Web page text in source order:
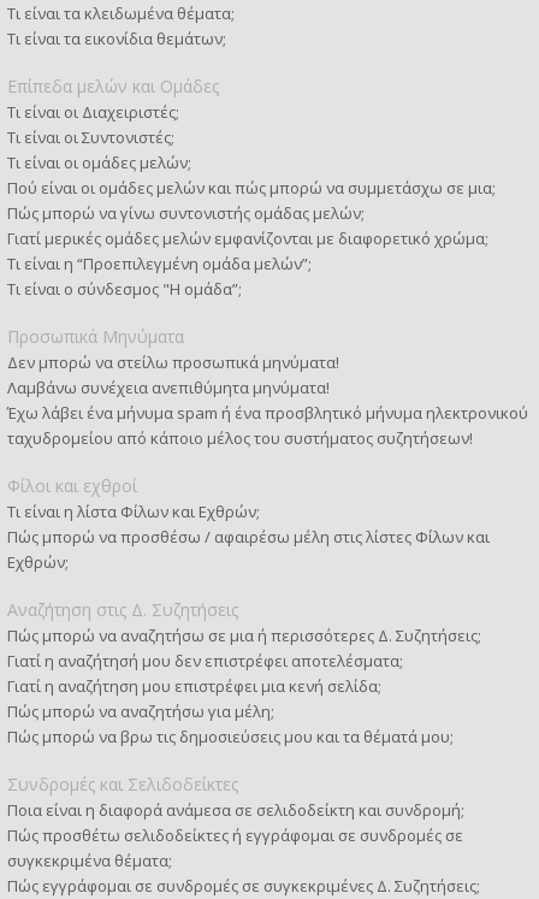
Τι είναι τα κλειδωμένα θέματα;
Τι είναι τα εικονίδια θεμάτων;
Επίπεδα μελών και Ομάδες
Τι είναι οι Διαχειριστές;
Τι είναι οι Συντονιστές;
Τι είναι οι ομάδες μελών;
Πού είναι οι ομάδες μελών και πώς μπορώ να συμμετάσχω σε μια;
Πώς μπορώ να γίνω συντονιστής ομάδας μελών;
Γιατί μερικές ομάδες μελών εμφανίζονται με διαφορετικό χρώμα;
Τι είναι η “Προεπιλεγμένη ομάδα μελών”;
Τι είναι ο σύνδεσμος "Η ομάδα”;
Προσωπικά Μηνύματα
Δεν μπορώ να στείλω προσωπικά μηνύματα!
Λαμβάνω συνέχεια ανεπιθύμητα μηνύματα!
Έχω λάβει ένα μήνυμα spam ή ένα προσβλητικό μήνυμα ηλεκτρονικού
ταχυδρομείου από κάποιο μέλος του συστήματος συζητήσεων!
Φίλοι και εχθροί
Τι είναι η λίστα Φίλων και Εχθρών;
Πώς μπορώ να προσθέσω / αφαιρέσω μέλη στις λίστες Φίλων και
Εχθρών;
Αναζήτηση στις Δ. Συζητήσεις
Πώς μπορώ να αναζητήσω σε μια ή περισσότερες Δ. Συζητήσεις;
Γιατί η αναζήτησή μου δεν επιστρέφει αποτελέσματα;
Γιατί η αναζήτηση μου επιστρέφει μια κενή σελίδα;
Πώς μπορώ να αναζητήσω για μέλη;
Πώς μπορώ να βρω τις δημοσιεύσεις μου και τα θέματά μου;
Συνδρομές και Σελιδοδείκτες
Ποια είναι η διαφορά ανάμεσα σε σελιδοδείκτη και συνδρομή;
Πώς προσθέτω σελιδοδείκτες ή εγγράφομαι σε συνδρομές σε
συγκεκριμένα θέματα;
Πώς εγγράφομαι σε συνδρομές σε συγκεκριμένες Δ. Συζητήσεις;